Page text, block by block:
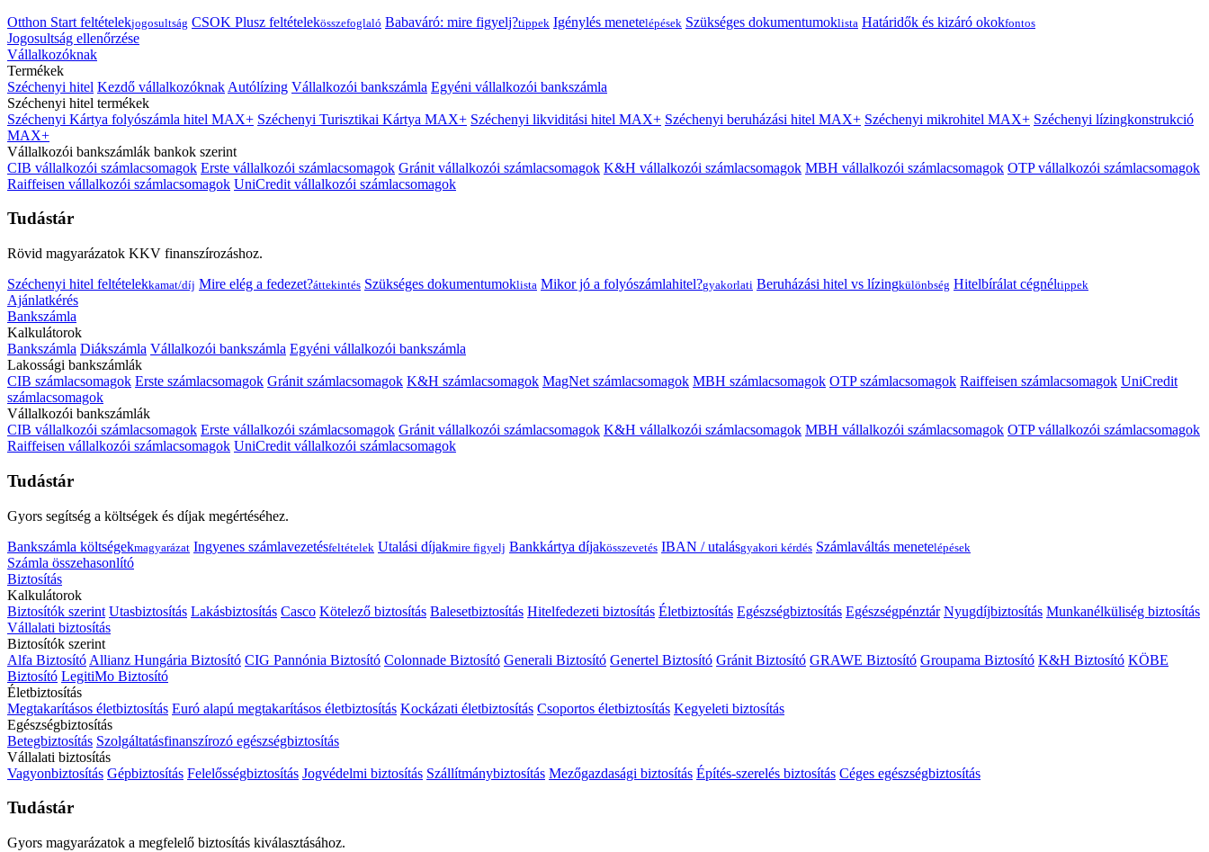
Otthon Start feltételekjogosultság CSOK Plusz feltételekösszefoglaló Babaváró: mire figyelj?tippek Igénylés menetelépések Szükséges dokumentumoklista Határidők és kizáró okokfontos
Jogosultság ellenőrzése
Vállalkozóknak
Termékek
Széchenyi hitel Kezdő vállalkozóknak Autólízing Vállalkozói bankszámla Egyéni vállalkozói bankszámla
Széchenyi hitel termékek
Széchenyi Kártya folyószámla hitel MAX+ Széchenyi Turisztikai Kártya MAX+ Széchenyi likviditási hitel MAX+ Széchenyi beruházási hitel MAX+ Széchenyi mikrohitel MAX+ Széchenyi lízingkonstrukció
MAX+
Vállalkozói bankszámlák bankok szerint
CIB vállalkozói számlacsomagok Erste vállalkozói számlacsomagok Gránit vállalkozói számlacsomagok K&H vállalkozói számlacsomagok MBH vállalkozói számlacsomagok OTP vállalkozói számlacsomagok
Raiffeisen vállalkozói számlacsomagok UniCredit vállalkozói számlacsomagok
Tudástár
Rövid magyarázatok KKV finanszírozáshoz.
Széchenyi hitel feltételekkamat/díj Mire elég a fedezet?áttekintés Szükséges dokumentumoklista Mikor jó a folyószámlahitel?gyakorlati Beruházási hitel vs lízingkülönbség Hitelbírálat cégnéltippek
Ajánlatkérés
Bankszámla
Kalkulátorok
Bankszámla Diákszámla Vállalkozói bankszámla Egyéni vállalkozói bankszámla
Lakossági bankszámlák
CIB számlacsomagok Erste számlacsomagok Gránit számlacsomagok K&H számlacsomagok MagNet számlacsomagok MBH számlacsomagok OTP számlacsomagok Raiffeisen számlacsomagok UniCredit
számlacsomagok
Vállalkozói bankszámlák
CIB vállalkozói számlacsomagok Erste vállalkozói számlacsomagok Gránit vállalkozói számlacsomagok K&H vállalkozói számlacsomagok MBH vállalkozói számlacsomagok OTP vállalkozói számlacsomagok
Raiffeisen vállalkozói számlacsomagok UniCredit vállalkozói számlacsomagok
Tudástár
Gyors segítség a költségek és díjak megértéséhez.
Bankszámla költségekmagyarázat Ingyenes számlavezetésfeltételek Utalási díjakmire figyelj Bankkártya díjakösszevetés IBAN / utalásgyakori kérdés Számlaváltás menetelépések
Számla összehasonlító
Biztosítás
Kalkulátorok
Biztosítók szerint Utasbiztosítás Lakásbiztosítás Casco Kötelező biztosítás Balesetbiztosítás Hitelfedezeti biztosítás Életbiztosítás Egészségbiztosítás Egészségpénztár Nyugdíjbiztosítás Munkanélküliség biztosítás
Vállalati biztosítás
Biztosítók szerint
Alfa Biztosító Allianz Hungária Biztosító CIG Pannónia Biztosító Colonnade Biztosító Generali Biztosító Genertel Biztosító Gránit Biztosító GRAWE Biztosító Groupama Biztosító K&H Biztosító KÖBE
Biztosító LegitiMo Biztosító
Életbiztosítás
Megtakarításos életbiztosítás Euró alapú megtakarításos életbiztosítás Kockázati életbiztosítás Csoportos életbiztosítás Kegyeleti biztosítás
Egészségbiztosítás
Betegbiztosítás Szolgáltatásfinanszírozó egészségbiztosítás
Vállalati biztosítás
Vagyonbiztosítás Gépbiztosítás Felelősségbiztosítás Jogvédelmi biztosítás Szállítmánybiztosítás Mezőgazdasági biztosítás Építés-szerelés biztosítás Céges egészségbiztosítás
Tudástár
Gyors magyarázatok a megfelelő biztosítás kiválasztásához.